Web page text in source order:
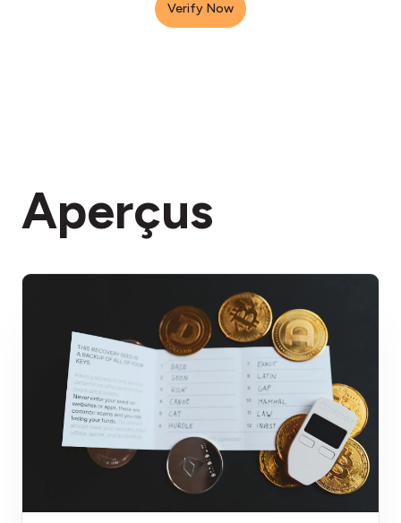
Verify Now
Aperçus